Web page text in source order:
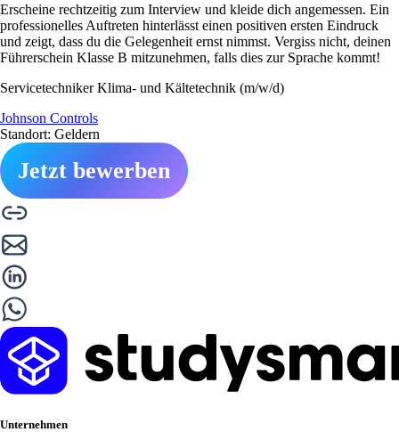
Erscheine rechtzeitig zum Interview und kleide dich angemessen. Ein
professionelles Auftreten hinterlässt einen positiven ersten Eindruck
und zeigt, dass du die Gelegenheit ernst nimmst. Vergiss nicht, deinen
Führerschein Klasse B mitzunehmen, falls dies zur Sprache kommt!
Servicetechniker Klima- und Kältetechnik (m/w/d)
Johnson Controls
Standort: Geldern
Jetzt bewerben
Unternehmen